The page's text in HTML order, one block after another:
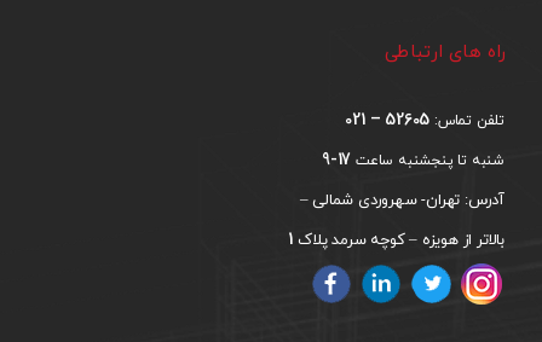
راه های ارتباطی
تلفن تماس: 52605 – 021
شنبه تا پنجشنبه ساعت 17-9
آدرس: تهران- سهروردی شمالی –
بالاتر از هویزه – کوچه سرمد پلاک 1